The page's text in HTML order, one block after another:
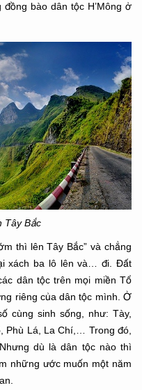
bào dân tộc H’Mông ở
Tây Bắc
thì lên Tây Bắc” và chẳng
xách ba lô lên và… đi. Đất
dân tộc trên mọi miền Tổ
riêng của dân tộc mình. Ở
cùng sinh sống, như: Tày,
Phù Lá, La Chí,… Trong đó,
dù là dân tộc nào thì
những ước muốn một năm